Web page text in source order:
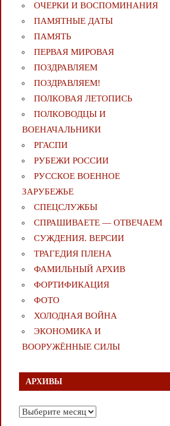
ОЧЕРКИ И ВОСПОМИНАНИЯ
ПАМЯТНЫЕ ДАТЫ
ПАМЯТЬ
ПЕРВАЯ МИРОВАЯ
ПОЗДРАВЛЯЕМ
ПОЗДРАВЛЯЕМ!
ПОЛКОВАЯ ЛЕТОПИСЬ
ПОЛКОВОДЦЫ И
ВОЕНАЧАЛЬНИКИ
РГАСПИ
РУБЕЖИ РОССИИ
РУССКОЕ ВОЕННОЕ
ЗАРУБЕЖЬЕ
СПЕЦСЛУЖБЫ
СПРАШИВАЕТЕ — ОТВЕЧАЕМ
СУЖДЕНИЯ. ВЕРСИИ
ТРАГЕДИЯ ПЛЕНА
ФАМИЛЬНЫЙ АРХИВ
ФОРТИФИКАЦИЯ
ФОТО
ХОЛОДНАЯ ВОЙНА
ЭКОНОМИКА И
ВООРУЖЁННЫЕ СИЛЫ
АРХИВЫ
Архивы